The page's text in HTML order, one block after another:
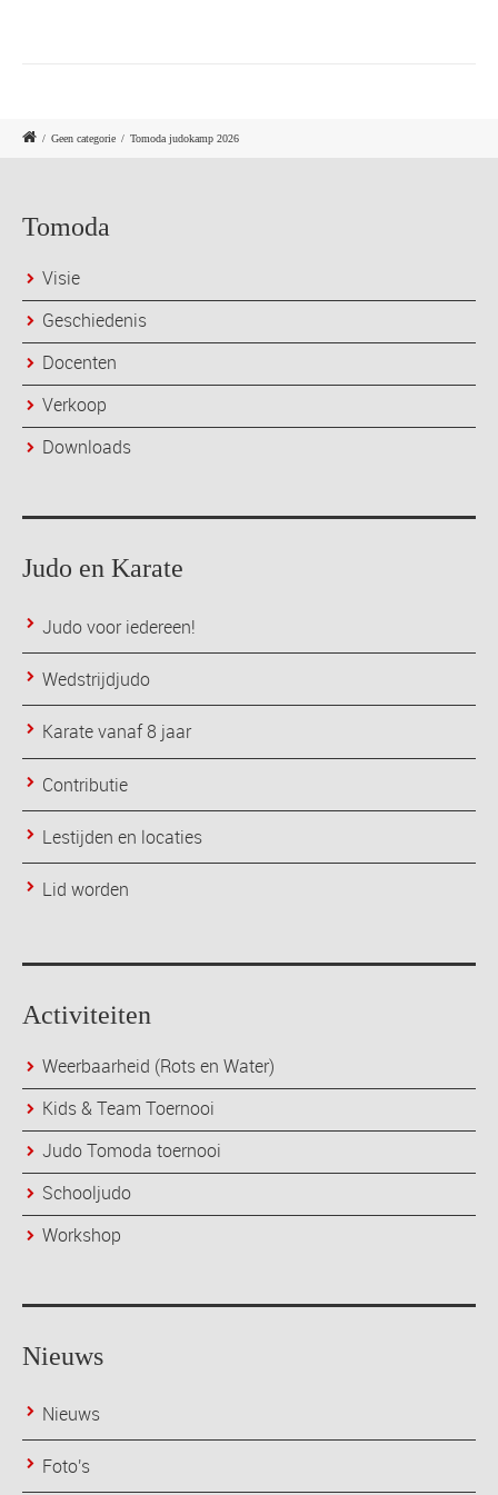
/ Geen categorie / Tomoda judokamp 2026
Tomoda
Visie
Geschiedenis
Docenten
Verkoop
Downloads
Judo en Karate
Judo voor iedereen!
Wedstrijdjudo
Karate vanaf 8 jaar
Contributie
Lestijden en locaties
Lid worden
Activiteiten
Weerbaarheid (Rots en Water)
Kids & Team Toernooi
Judo Tomoda toernooi
Schooljudo
Workshop
Nieuws
Nieuws
Foto's